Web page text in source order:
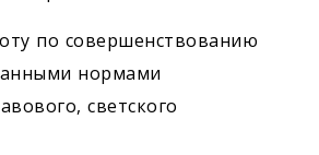
по совершенствованию
нормами
светского